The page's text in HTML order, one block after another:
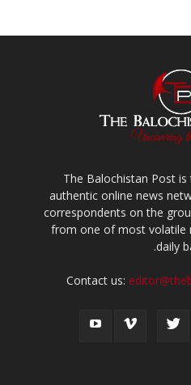
The Balochistan Post
authentic online news
correspondents on the
from one of most volatile
daily
Contact us: